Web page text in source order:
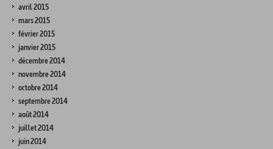
avril 2015
mars 2015
février 2015
janvier 2015
décembre 2014
novembre 2014
octobre 2014
septembre 2014
août 2014
juillet 2014
juin 2014